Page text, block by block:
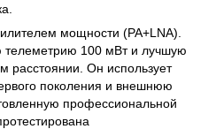
мощности (PA+LNA).
телеметрию 100 мВт и лучшую
расстоянии. Он использует
поколения и внешнюю
профессиональной